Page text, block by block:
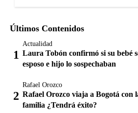
Últimos Contenidos
Actualidad
Laura Tobón confirmó si su bebé
esposo e hijo lo sospechaban
Rafael Orozco
Rafael Orozco viaja a Bogotá con
familia ¿Tendrá éxito?